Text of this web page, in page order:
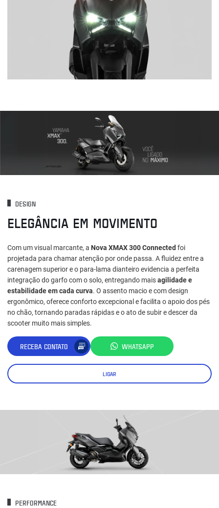
DESIGN
ELEGÂNCIA EM MOVIMENTO
Com um visual marcante, a Nova XMAX 300 Connected foi
projetada para chamar atenção por onde passa. A fluidez entre a
carenagem superior e o para-lama dianteiro evidencia a perfeita
integração do garfo com o solo, entregando maisagilidade e
estabilidade em cada curva. O assento macio e com design
ergonômico, oferece conforto excepcional e facilita o apoio dos pés
no chão, tornando paradas rápidas e o ato de subir e descer da
scooter muito mais simples.
RECEBA CONTATO WHATSAPP
LIGAR
PERFORMANCE